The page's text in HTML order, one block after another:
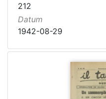
212
Datum
1942-08-29